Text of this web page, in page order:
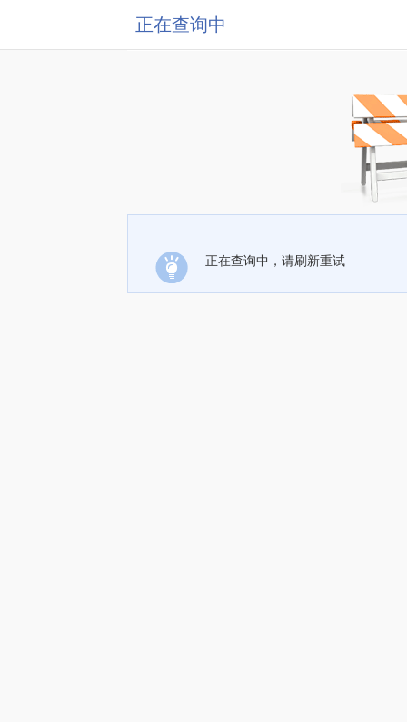
正在查询中
正在查询中，请刷新重试